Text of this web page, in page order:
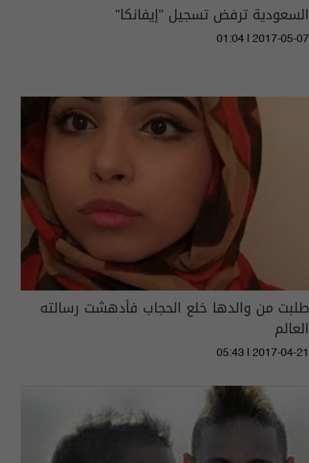
السعودية ترفض تسجيل "إيفانكا"
01:04 | 2017-05-07
طلبت من والدها خلع الحجاب فأدهشت رسالته
العالم
05:43 | 2017-04-21